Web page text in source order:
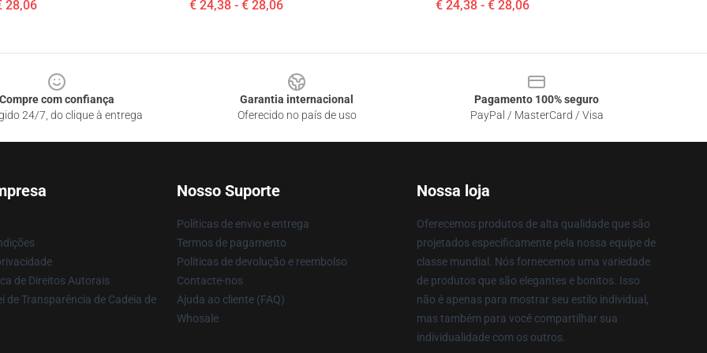
28,06 € 24,38 - € 28,06 € 24,38 - € 28,06
Compre com confiança
24/7, do clique à entrega
Garantia internacional
Oferecido no país de uso
Pagamento 100% seguro
PayPal / MasterCard / Visa
de Direitos Autorais
de Transparência de Cadeia de
Nosso Suporte
Políticas de envio e entrega
Termos de pagamento
Políticas de devolução e reembolso
Contacte-nos
Ajuda ao cliente (FAQ)
Whosale
Nossa loja
Oferecemos produtos de alta qualidade que são
projetados especificamente pela nossa equipe de
classe mundial. Nós fornecemos uma variedade
de produtos que são elegantes e bonitos. Isso
não é apenas para mostrar seu estilo individual,
mas também para você compartilhar sua
individualidade com os outros.